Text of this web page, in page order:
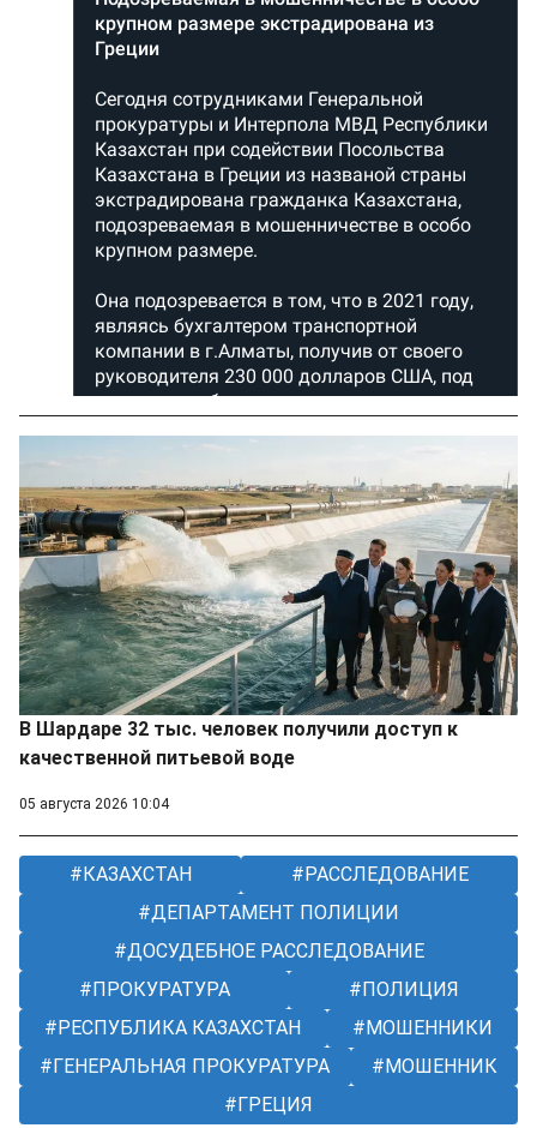
В Шардаре 32 тыс. человек получили доступ к
качественной питьевой воде
05 августа 2026 10:04
КАЗАХСТАН
РАССЛЕДОВАНИЕ
ДЕПАРТАМЕНТ ПОЛИЦИИ
ДОСУДЕБНОЕ РАССЛЕДОВАНИЕ
ПРОКУРАТУРА
ПОЛИЦИЯ
РЕСПУБЛИКА КАЗАХСТАН
МОШЕННИКИ
ГЕНЕРАЛЬНАЯ ПРОКУРАТУРА
МОШЕННИК
ГРЕЦИЯ